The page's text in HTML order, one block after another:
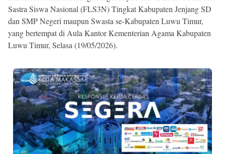
Sastra Siswa Nasional (FLS3N) Tingkat Kabupaten Jenjang SD
dan SMP Negeri maupun Swasta se-Kabupaten Luwu Timur,
yang bertempat di Aula Kantor Kementerian Agama Kabupaten
Luwu Timur, Selasa (19/05/2026).